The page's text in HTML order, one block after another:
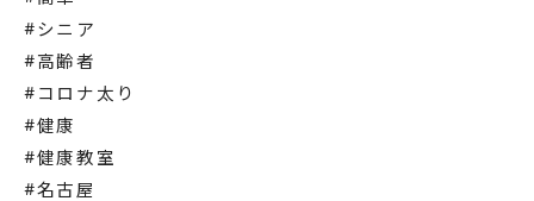
#シニア
#高齢者
#コロナ太り
#健康
#健康教室
#名古屋